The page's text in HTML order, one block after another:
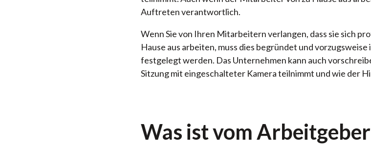
Auftreten verantwortlich.
Wenn Sie von Ihren Mitarbeitern verlangen, dass sie sich
Hause aus arbeiten, muss dies begründet und
festgelegt werden. Das Unternehmen kann auch
Sitzung mit eingeschalteter Kamera teilnimmt und wie der
Was ist vom